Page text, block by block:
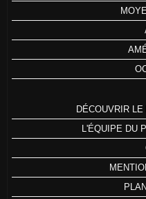
DÉCOUVRIR LE
L'ÉQUIPE DU